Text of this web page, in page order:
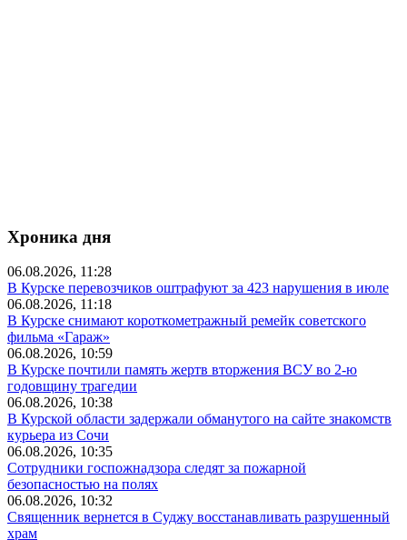
Хроника дня
06.08.2026, 11:28
В Курске перевозчиков оштрафуют за 423 нарушения в июле
06.08.2026, 11:18
В Курске снимают короткометражный ремейк советского
фильма «Гараж»
06.08.2026, 10:59
В Курске почтили память жертв вторжения ВСУ во 2-ю
годовщину трагедии
06.08.2026, 10:38
В Курской области задержали обманутого на сайте знакомств
курьера из Сочи
06.08.2026, 10:35
Сотрудники госпожнадзора следят за пожарной
безопасностью на полях
06.08.2026, 10:32
Священник вернется в Суджу восстанавливать разрушенный
храм